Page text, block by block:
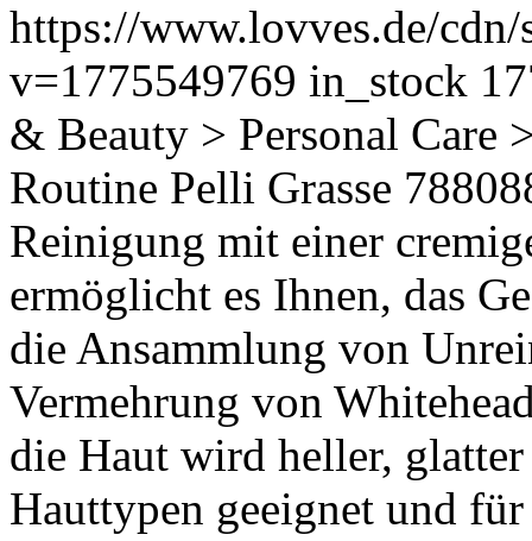
https://www.lovves.de/
v=1775549769 in_stock
& Beauty > Personal Care
Routine Pelli Grasse
Reinigung mit einer
ermöglicht es Ihnen, das
die Ansammlung von
Vermehrung von
die Haut wird heller,
Hauttypen geeignet und